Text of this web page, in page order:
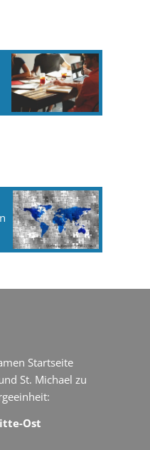
Startseite
St. Michael zu
Ost